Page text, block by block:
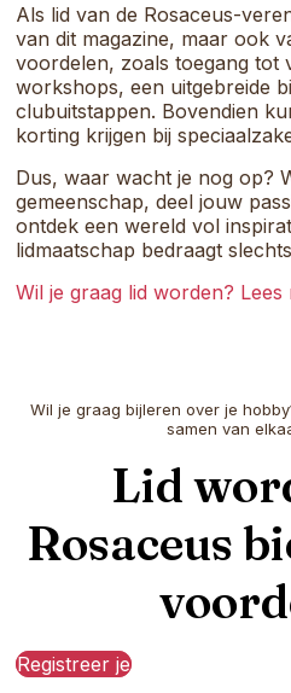
Als lid van de Rosaceus-
van dit magazine, maar ook
voordelen, zoals toegang tot
workshops, een uitgebreide
clubuitstappen. Bovendien
korting krijgen bij
Dus, waar wacht je nog op?
gemeenschap, deel jouw
ontdek een wereld vol
lidmaatschap bedraagt
Wil je graag lid worden? Lees
Wil je graag bijleren over je
samen van
Lid
Rosaceus
Registreer je